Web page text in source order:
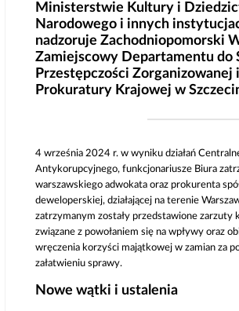
Ministerstwie Kultury i
Narodowego i innych
nadzoruje Zachodniopomorski
Zamiejscowy Departamentu do
Przestępczości Zorganizowanej
Prokuratury Krajowej w
4 września 2024 r. w wyniku działań
Antykorupcyjnego, funkcjonariusze Biura
warszawskiego adwokata oraz prokurenta
deweloperskiej, działającej na terenie
zatrzymanym zostały przedstawione zarzuty
związane z powołaniem się na wpływy oraz
wręczenia korzyści majątkowej w zamian za
załatwieniu sprawy.
Nowe wątki i ustalenia